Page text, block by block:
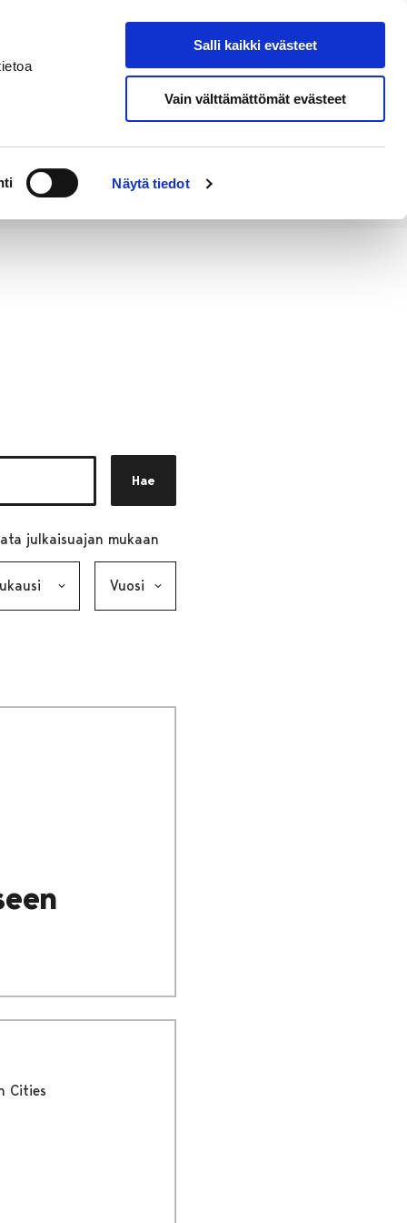
Näytä tiedot
Salli kaikki evästeet
Vain välttämättömät evästeet
Hae sivustolta
Hae
julkaisuajan mukaan
Cities